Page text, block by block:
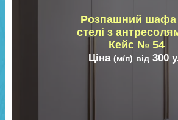
Розпашний шафа
стелі з
Кейс № 54
Ціна (м/п) від300